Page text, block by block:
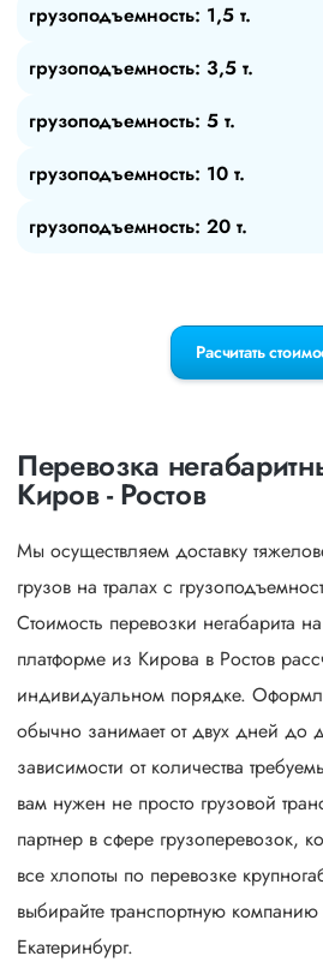
грузоподъемность: 1,5 т.
грузоподъемность: 3,5 т.
грузоподъемность: 5 т.
грузоподъемность: 10 т.
грузоподъемность: 20 т.
Расчитать
Перевозка
Киров - Ростов
Мы осуществляем доставку
грузов на тралах с
Стоимость перевозки негабарита
платформе из Кирова в Ростов
индивидуальном порядке.
обычно занимает от двух дней до
зависимости от количества
вам нужен не просто грузовой
партнер в сфере грузоперевозок,
все хлопоты по перевозке
выбирайте транспортную
Екатеринбург.